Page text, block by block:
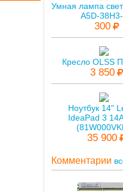
Умная лампа
A5D-
300
Кресло OLSS
3 850
Ноутбук 14"
IdeaPad 3
35 900
Комментарии